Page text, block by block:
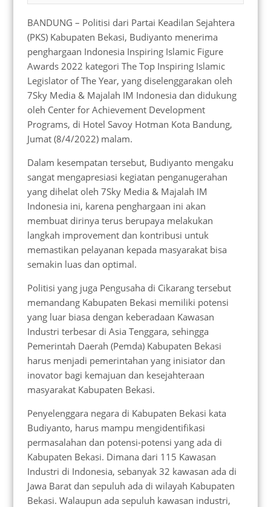
BANDUNG – Politisi dari Partai Keadilan Sejahtera
(PKS) Kabupaten Bekasi, Budiyanto menerima
penghargaan Indonesia Inspiring Islamic Figure
Awards 2022 kategori The Top Inspiring Islamic
Legislator of The Year, yang diselenggarakan oleh
7Sky Media & Majalah IM Indonesia dan didukung
oleh Center for Achievement Development
Programs, di Hotel Savoy Hotman Kota Bandung,
Jumat (8/4/2022) malam.
Dalam kesempatan tersebut, Budiyanto mengaku
sangat mengapresiasi kegiatan penganugerahan
yang dihelat oleh 7Sky Media & Majalah IM
Indonesia ini, karena penghargaan ini akan
membuat dirinya terus berupaya melakukan
langkah improvement dan kontribusi untuk
memastikan pelayanan kepada masyarakat bisa
semakin luas dan optimal.
Politisi yang juga Pengusaha di Cikarang tersebut
memandang Kabupaten Bekasi memiliki potensi
yang luar biasa dengan keberadaan Kawasan
Industri terbesar di Asia Tenggara, sehingga
Pemerintah Daerah (Pemda) Kabupaten Bekasi
harus menjadi pemerintahan yang inisiator dan
inovator bagi kemajuan dan kesejahteraan
masyarakat Kabupaten Bekasi.
Penyelenggara negara di Kabupaten Bekasi kata
Budiyanto, harus mampu mengidentifikasi
permasalahan dan potensi-potensi yang ada di
Kabupaten Bekasi. Dimana dari 115 Kawasan
Industri di Indonesia, sebanyak 32 kawasan ada di
Jawa Barat dan sepuluh ada di wilayah Kabupaten
Bekasi. Walaupun ada sepuluh kawasan industri,